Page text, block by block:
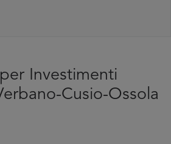
Investimenti
Cusio-Ossola